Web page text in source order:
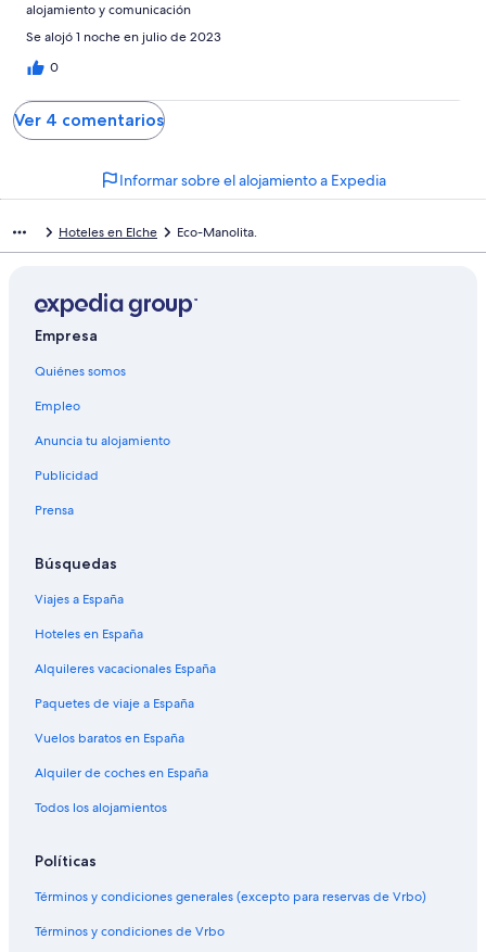
alojamiento y comunicación
Se alojó 1 noche en julio de 2023
0
Ver 4 comentarios
Informar sobre el alojamiento a Expedia
Hoteles en Elche Eco-Manolita.
Empresa
Quiénes somos
Empleo
Anuncia tu alojamiento
Publicidad
Prensa
Búsquedas
Viajes a España
Hoteles en España
Alquileres vacacionales España
Paquetes de viaje a España
Vuelos baratos en España
Alquiler de coches en España
Todos los alojamientos
Políticas
Términos y condiciones generales (excepto para reservas de Vrbo)
Términos y condiciones de Vrbo